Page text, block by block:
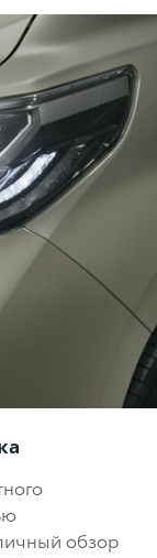
обзор